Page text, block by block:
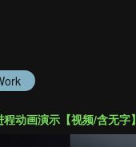
动画演示【视频/含无字】